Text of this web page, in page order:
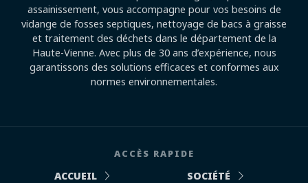
assainissement, vous accompagne pour vos besoins de
vidange de fosses septiques, nettoyage de bacs à graisse
et traitement des déchets dans le département de la
Haute-Vienne. Avec plus de 30 ans d’expérience, nous
garantissons des solutions efficaces et conformes aux
normes environnementales.
ACCÈS RAPIDE
ACCUEIL
SOCIÉTÉ